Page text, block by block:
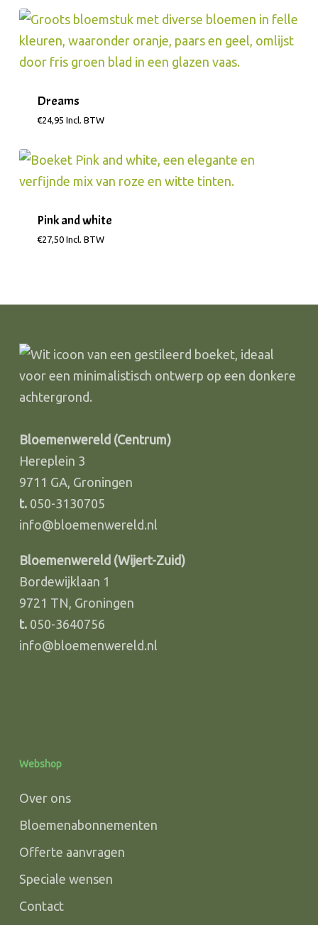
Dreams
€24,95 Incl. BTW
Pink and white
€27,50 Incl. BTW
Bloemenwereld (Centrum)
Hereplein 3
9711 GA, Groningen
t. 050-3130705
info@bloemenwereld.nl
Bloemenwereld (Wijert-Zuid)
Bordewijklaan 1
9721 TN, Groningen
t. 050-3640756
info@bloemenwereld.nl
Webshop
Over ons
Bloemenabonnementen
Offerte aanvragen
Speciale wensen
Contact